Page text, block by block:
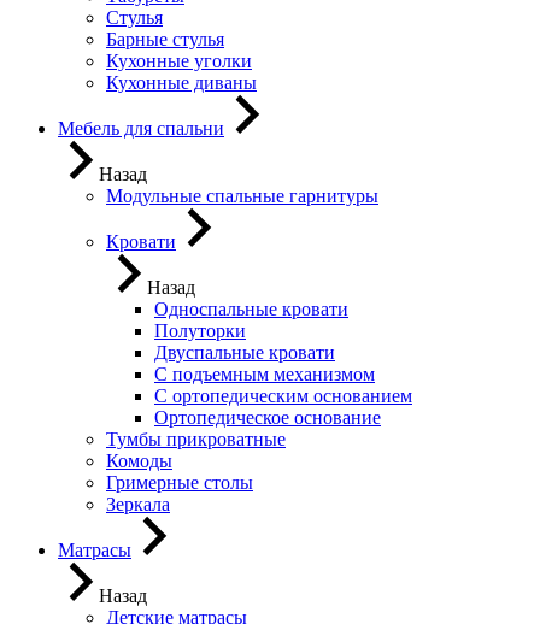
Стулья
Барные стулья
Кухонные уголки
Кухонные диваны
Мебель для спальни
Назад
Модульные спальные гарнитуры
Кровати
Назад
Односпальные кровати
Полуторки
Двуспальные кровати
С подъемным механизмом
С ортопедическим основанием
Ортопедическое основание
Тумбы прикроватные
Комоды
Гримерные столы
Зеркала
Матрасы
Назад
Детские матрасы